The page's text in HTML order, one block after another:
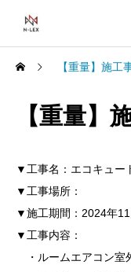
【重量】施工
【重量】
▼工事名：エコキュー
▼工事場所：
▼施工期間：2024年11
▼工事内容：
・ルームエアコン室